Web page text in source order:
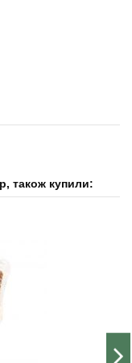
також купили: